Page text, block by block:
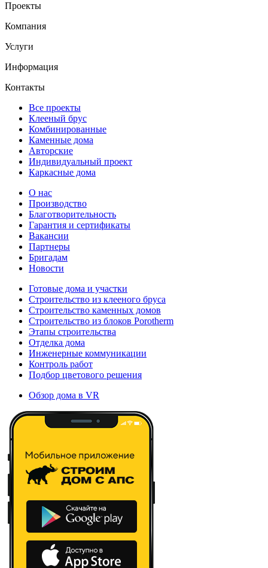
Проекты
Компания
Услуги
Информация
Контакты
Все проекты
Клееный брус
Комбинированные
Каменные дома
Авторские
Индивидуальный проект
Каркасные дома
О нас
Производство
Благотворительность
Гарантия и сертификаты
Вакансии
Партнеры
Бригадам
Новости
Готовые дома и участки
Строительство из клееного бруса
Строительство каменных домов
Строительство из блоков Porotherm
Этапы строительства
Отделка дома
Инженерные коммуникации
Контроль работ
Подбор цветового решения
Обзор дома в VR